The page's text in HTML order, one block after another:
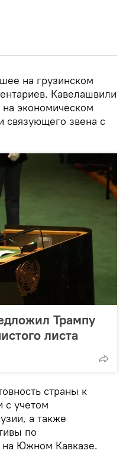
на грузинском
Кавелашвили
на экономическом
связующего звена с
Трампу
листа
страны к
с учетом
а также
по
на Южном Кавказе.